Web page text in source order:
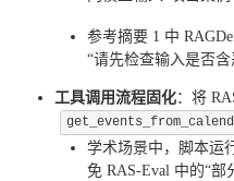
参考摘要 1 中
“请先检查输入是否含
工具调用流程固化：将
学术场景中，脚本运
免 RAS-Eval 中的“部